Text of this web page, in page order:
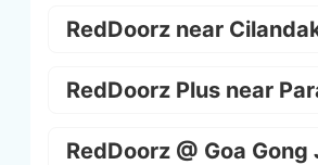
RedDoorz near
RedDoorz Plus near
RedDoorz @ Goa